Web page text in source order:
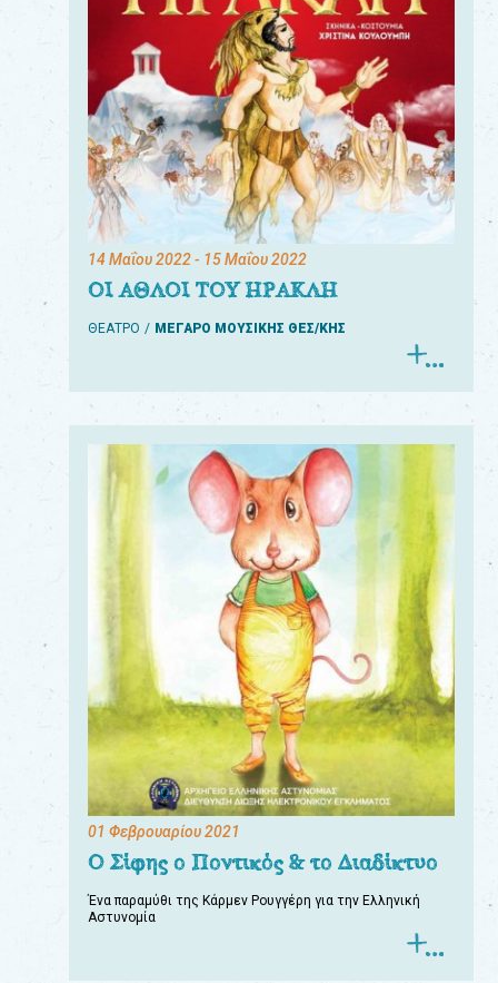
14 Μαΐου 2022- 15 Μαΐου 2022
ΟΙ ΑΘΛΟΙ ΤΟΥ ΗΡΑΚΛΗ
ΘΕΑΤΡΟ ΜΕΓΑΡΟ ΜΟΥΣΙΚΗΣ ΘΕΣ/ΚΗΣ
01 Φεβρουαρίου 2021
Ο Σίφης ο Ποντικός & το Διαδίκτυο
Ένα παραμύθι της Κάρμεν Ρουγγέρη για την Ελληνική
Αστυνομία